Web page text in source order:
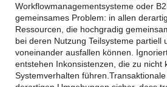
Workflowmanagementsysteme oder
gemeinsames Problem: in allen
Ressourcen, die hochgradig
bei deren Nutzung Teilsysteme partiell
voneinander ausfallen können.
entstehen Inkonsistenzen, die zu nicht
Systemverhalten